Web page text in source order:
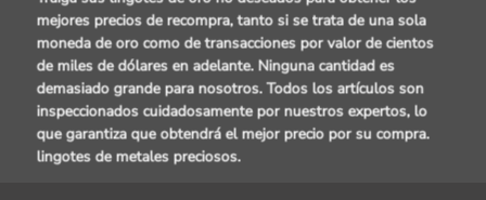
mejores precios de recompra,tanto si se trata de una sola
moneda de oro como de transacciones por valor de cientos
de miles de dólares en adelante. Ninguna cantidad es
demasiado grande para nosotros. Todos los artículos son
inspeccionados cuidadosamente por nuestros expertos, lo
que garantiza que obtendrá el mejor precio por su compra.
lingotes de metales preciosos.